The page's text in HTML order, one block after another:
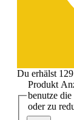
Du erhälst
Produkt
benutze
oder zu